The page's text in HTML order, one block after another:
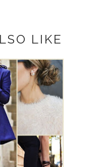
LIKE